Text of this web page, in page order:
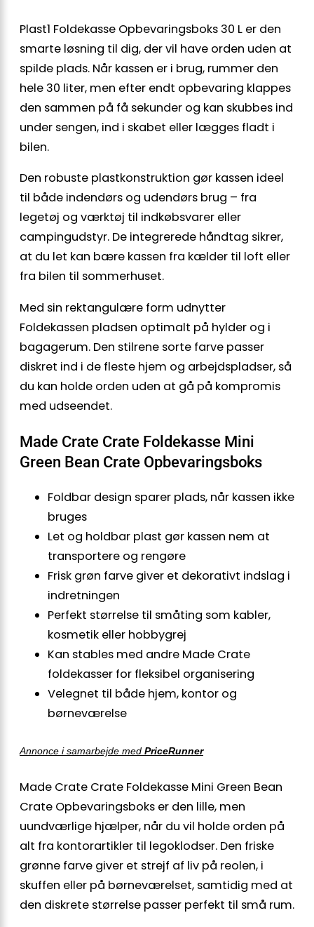
Plast1 Foldekasse Opbevaringsboks 30 L er den
smarte løsning til dig, der vil have orden uden at
spilde plads. Når kassen er i brug, rummer den
hele 30 liter, men efter endt opbevaring klappes
den sammen på få sekunder og kan skubbes ind
under sengen, ind i skabet eller lægges fladt i
bilen.
Den robuste plastkonstruktion gør kassen ideel
til både indendørs og udendørs brug – fra
legetøj og værktøj til indkøbsvarer eller
campingudstyr. De integrerede håndtag sikrer,
at du let kan bære kassen fra kælder til loft eller
fra bilen til sommerhuset.
Med sin rektangulære form udnytter
Foldekassen pladsen optimalt på hylder og i
bagagerum. Den stilrene sorte farve passer
diskret ind i de fleste hjem og arbejdspladser, så
du kan holde orden uden at gå på kompromis
med udseendet.
Made Crate Crate Foldekasse Mini
Green Bean Crate Opbevaringsboks
Foldbar design sparer plads, når kassen ikke
bruges
Let og holdbar plast gør kassen nem at
transportere og rengøre
Frisk grøn farve giver et dekorativt indslag i
indretningen
Perfekt størrelse til småting som kabler,
kosmetik eller hobbygrej
Kan stables med andre Made Crate
foldekasser for fleksibel organisering
Velegnet til både hjem, kontor og
børneværelse
Annonce i samarbejde med PriceRunner
Made Crate Crate Foldekasse Mini Green Bean
Crate Opbevaringsboks er den lille, men
uundværlige hjælper, når du vil holde orden på
alt fra kontorartikler til legoklodser. Den friske
grønne farve giver et strejf af liv på reolen, i
skuffen eller på børneværelset, samtidig med at
den diskrete størrelse passer perfekt til små rum.